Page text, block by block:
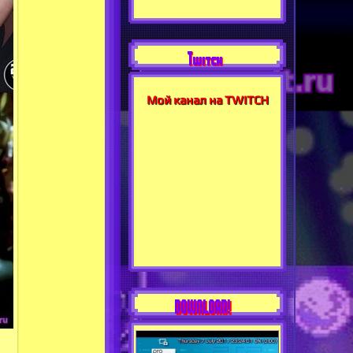
Twitch
Мой канал на TWITCH
DOWNLOAD!